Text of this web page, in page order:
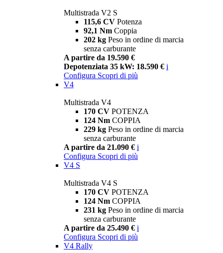
Multistrada V2 S
115,6 CV Potenza
92,1 Nm Coppia
202 kg Peso in ordine di marcia
senza carburante
A partire da 19.590 €
Depotenziata 35 kW: 18.590 € i
Configura Scopri di più
V4
Multistrada V4
170 CV POTENZA
124 Nm COPPIA
229 kg Peso in ordine di marcia
senza carburante
A partire da 21.090 € i
Configura Scopri di più
V4 S
Multistrada V4 S
170 CV POTENZA
124 Nm COPPIA
231 kg Peso in ordine di marcia
senza carburante
A partire da 25.490 € i
Configura Scopri di più
V4 Rally